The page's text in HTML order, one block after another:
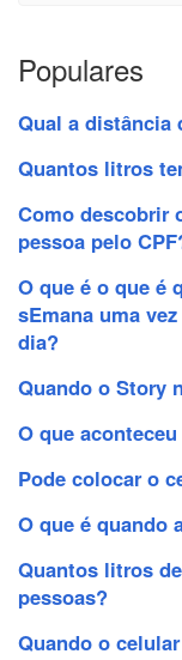
Populares
Qual a distância
Quantos litros
Como descobrir
pessoa pelo
O que é o que é
sEmana uma
dia?
Quando o Story
O que
Pode colocar o
O que é quando
Quantos litros
pessoas?
Quando o